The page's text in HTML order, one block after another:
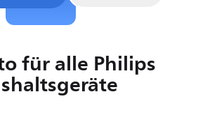
für alle Philips